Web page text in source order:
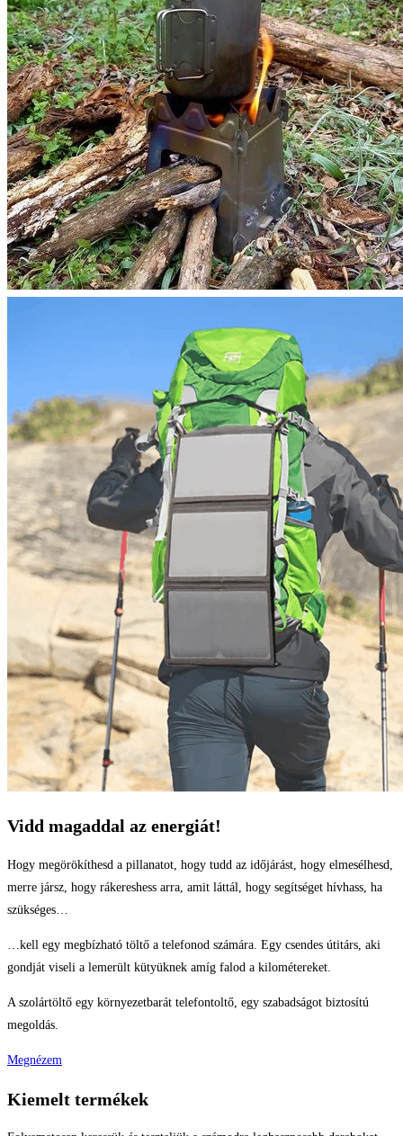
Vidd magaddal az energiát!
Hogy megörökíthesd a pillanatot, hogy tudd az időjárást, hogy elmesélhesd,
merre jársz, hogy rákereshess arra, amit láttál, hogy segítséget hívhass, ha
szükséges…
…kell egy megbízható töltő a telefonod számára. Egy csendes útitárs, aki
gondját viseli a lemerült kütyüknek amíg falod a kilométereket.
A szolártöltő egy környezetbarát telefontoltő, egy szabadságot biztosítú
megoldás.
Megnézem
Kiemelt termékek